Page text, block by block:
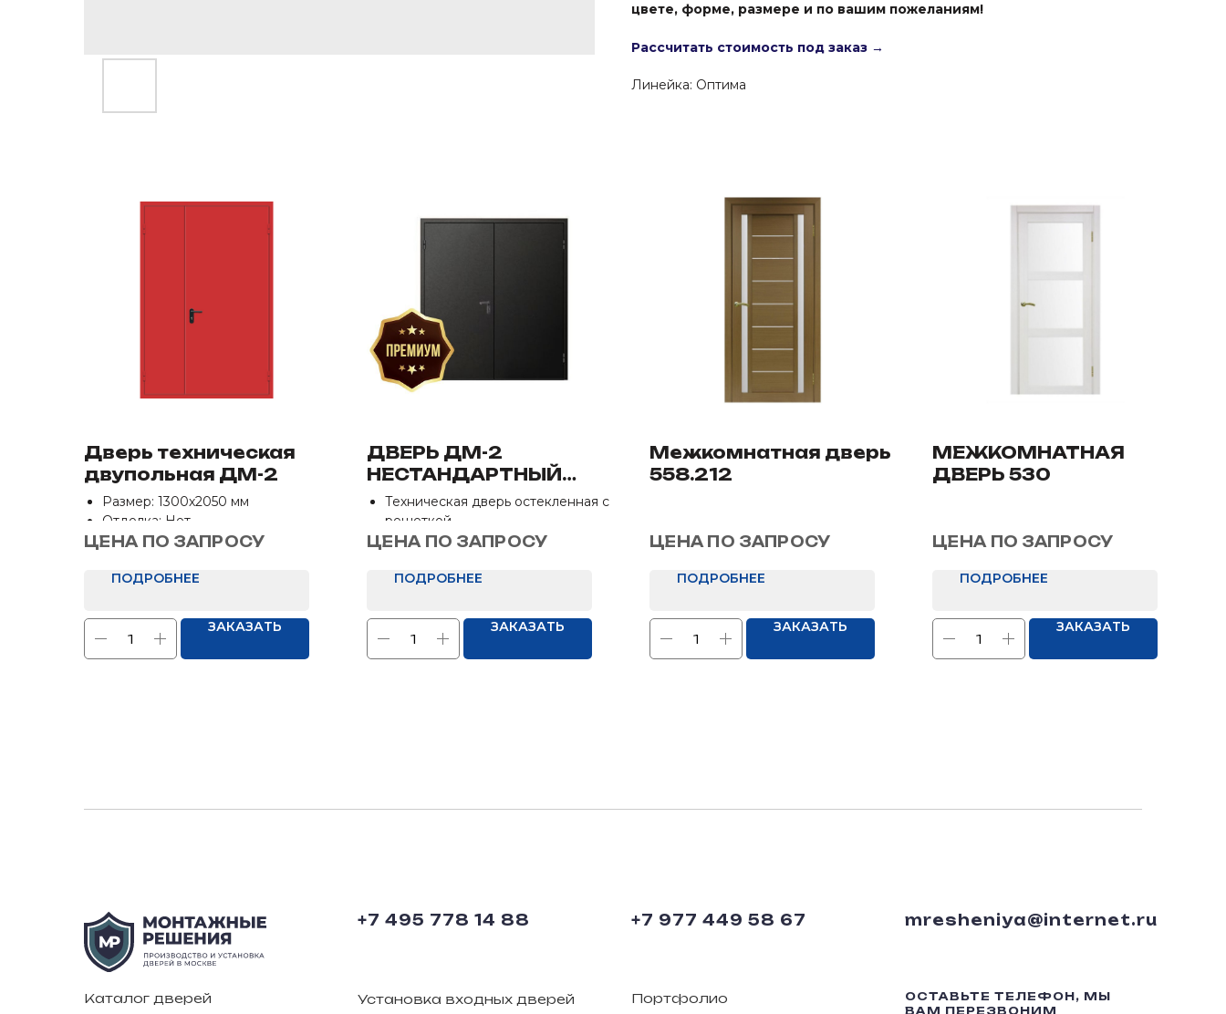
цвете, форме, размере и по вашим пожеланиям!
Рассчитать стоимость под заказ →
Линейка: Оптима
Дверь техническая
двупольная ДМ-2
Размер: 1300х2050 мм
Отделка: Нет
ЦЕНА ПО ЗАПРОСУ
ПОДРОБНЕЕ
ЗАКАЗАТЬ
ДВЕРЬ ДМ-2
НЕСТАНДАРТНЫЙ
ЦВЕТ
Техническая дверь остекленная с
решеткой
Размер: 1300х2050 мм
ЦЕНА ПО ЗАПРОСУ
ПОДРОБНЕЕ
ЗАКАЗАТЬ
Межкомнатная дверь
558.212
ЦЕНА ПО ЗАПРОСУ
ПОДРОБНЕЕ
ЗАКАЗАТЬ
МЕЖКОМНАТНАЯ
ДВЕРЬ 530
ЦЕНА ПО ЗАПРОСУ
ПОДРОБНЕЕ
ЗАКАЗАТЬ
+7 495 778 14 88 +7 977 449 58 67 mresheniya@internet.ru
Каталог дверей Установка входных дверей Портфолио
ОСТАВЬТЕ ТЕЛЕФОН, МЫ
ВАМ ПЕРЕЗВОНИМ